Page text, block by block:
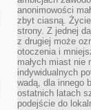
anonimowości
zbyt ciasną.
strony. Z jednej
z drugiej może
otoczenia i
małych miast nie
indywidualnych
wadą, dla innego
ostatnich latach
podejście do